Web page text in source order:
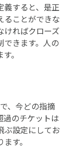
義すると、是正
ることができな
ければクローズ
できます。人の
。
、今どの指摘
過のチケットは
ぶ設定にしてお
す。